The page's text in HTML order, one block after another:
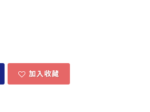
加入收藏